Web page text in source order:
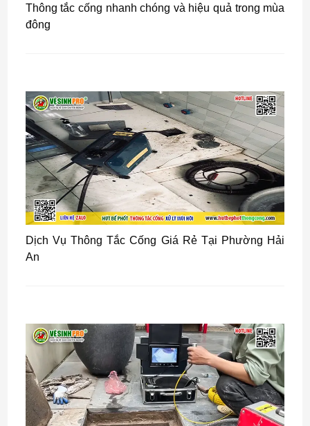
Thông tắc cống nhanh chóng và hiệu quả trong mùa
đông
Dịch Vụ Thông Tắc Cống Giá Rẻ Tại Phường Hải
An